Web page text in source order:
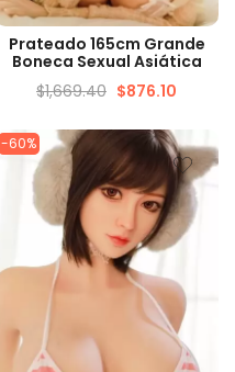
VISUALIZAÇÃO RÁPIDA
Prateado 165cm Grande
Boneca Sexual Asiática
$1,669.40 $876.10
-60%